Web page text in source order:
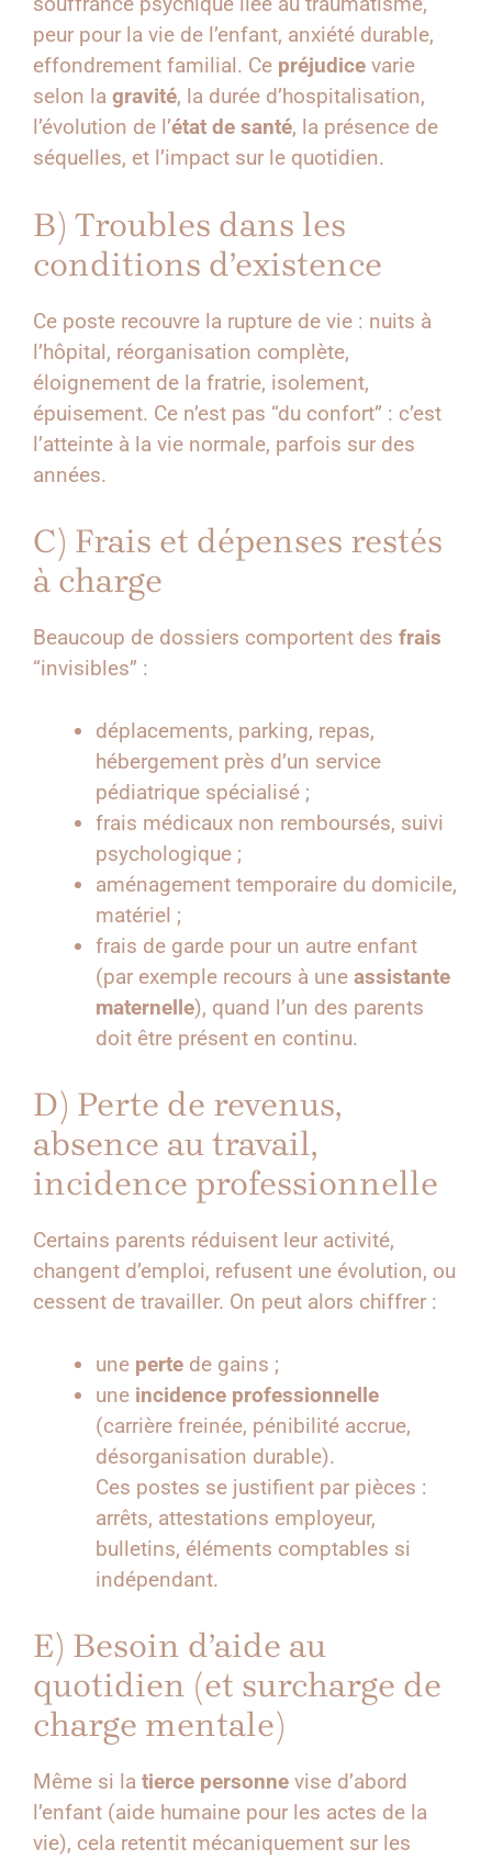
peur pour la vie de l’enfant, anxiété durable,
effondrement familial. Ce préjudice varie
selon la gravité, la durée d’hospitalisation,
l’évolution de l’état de santé, la présence de
séquelles, et l’impact sur le quotidien.
B) Troubles dans les
conditions d’existence
Ce poste recouvre la rupture de vie : nuits à
l’hôpital, réorganisation complète,
éloignement de la fratrie, isolement,
épuisement. Ce n’est pas “du confort” : c’est
l’atteinte à la vie normale, parfois sur des
années.
C) Frais et dépenses restés
à charge
Beaucoup de dossiers comportent des frais
“invisibles” :
déplacements, parking, repas,
hébergement près d’un service
pédiatrique spécialisé ;
frais médicaux non remboursés, suivi
psychologique ;
aménagement temporaire du domicile,
matériel ;
frais de garde pour un autre enfant
(par exemple recours à une assistante
maternelle), quand l’un des parents
doit être présent en continu.
D) Perte de revenus,
absence au travail,
incidence professionnelle
Certains parents réduisent leur activité,
changent d’emploi, refusent une évolution, ou
cessent de travailler. On peut alors chiffrer :
une perte de gains ;
une incidence professionnelle
(carrière freinée, pénibilité accrue,
désorganisation durable).
Ces postes se justifient par pièces :
arrêts, attestations employeur,
bulletins, éléments comptables si
indépendant.
E) Besoin d’aide au
quotidien (et surcharge de
charge mentale)
Même si la tierce personne vise d’abord
l’enfant (aide humaine pour les actes de la
vie), cela retentit mécaniquement sur les